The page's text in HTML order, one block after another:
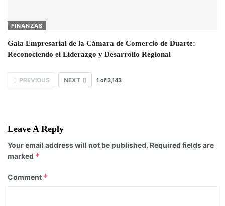
FINANZAS
Gala Empresarial de la Cámara de Comercio de Duarte:
Reconociendo el Liderazgo y Desarrollo Regional
PREVIOUS NEXT 1 of 3,143
Leave A Reply
Your email address will not be published. Required fields are
marked *
Comment *